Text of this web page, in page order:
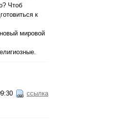
Чтоб
к
мировой
ссылка